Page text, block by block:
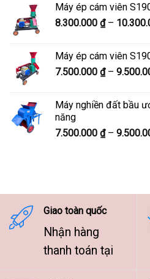
Máy ép cám viên
8.300.000 ₫ –
Máy ép cám viên
7.500.000 ₫ –
Máy nghiền đất bầu
năng
7.500.000 ₫ –
Giao toàn quốc
Nhận hàng
thanh toán tại